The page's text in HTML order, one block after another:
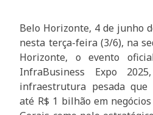
Belo Horizonte, 4 de junho
nesta terça-feira (3/6), na
Horizonte, o evento
InfraBusiness Expo
infraestrutura pesada que
até R$ 1 bilhão em